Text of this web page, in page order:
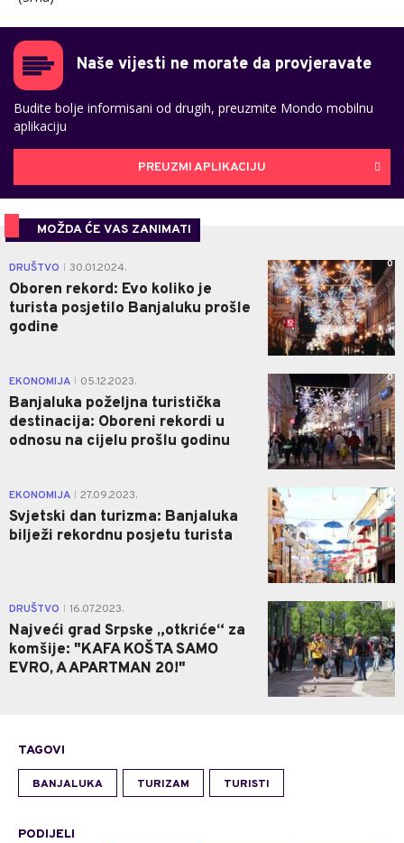
Naše vijesti ne morate da provjeravate
Budite bolje informisani od drugih, preuzmite Mondo mobilnu
aplikaciju
PREUZMI APLIKACIJU
MOŽDA ĆE VAS ZANIMATI
DRUŠTVO 30.01.2024.
Oboren rekord: Evo koliko je
turista posjetilo Banjaluku prošle
godine
0
EKONOMIJA 05.12.2023.
Banjaluka poželjna turistička
destinacija: Oboreni rekordi u
odnosu na cijelu prošlu godinu
0
EKONOMIJA 27.09.2023.
Svjetski dan turizma: Banjaluka
bilježi rekordnu posjetu turista
0
DRUŠTVO 16.07.2023.
Najveći grad Srpske „otkriće“ za
komšije: "KAFA KOŠTA SAMO
EVRO, A APARTMAN 20!"
0
TAGOVI
BANJALUKA TURIZAM TURISTI
PODIJELI